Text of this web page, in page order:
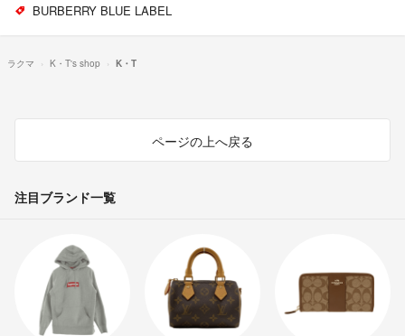
BURBERRY BLUE LABEL
ラクマ K・T's shop K・T
ページの上へ戻る
注目ブランド一覧